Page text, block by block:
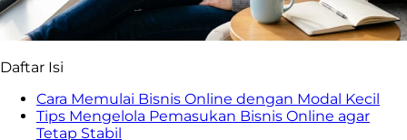
Daftar Isi
Cara Memulai Bisnis Online dengan Modal Kecil
Tips Mengelola Pemasukan Bisnis Online agar
Tetap Stabil